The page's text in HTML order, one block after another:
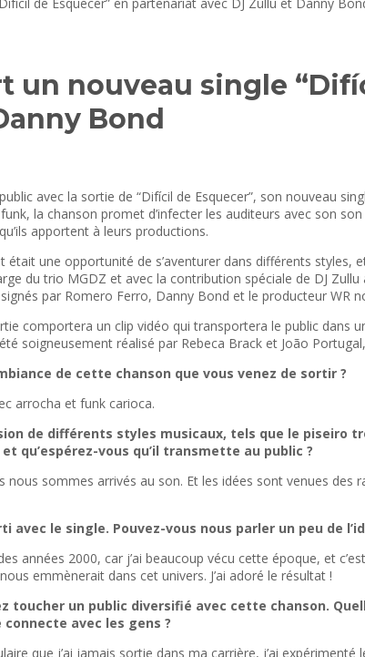
un nouveau single
Bond
avec la sortie de “Difícil de Esquecer”, son nouveau
la chanson promet d’infecter les auditeurs avec son
apportent à leurs productions.
une opportunité de s’aventurer dans différents styles,
du trio MGDZ et avec la contribution spéciale de DJ
par Romero Ferro, Danny Bond et le producteur WR
comportera un clip vidéo qui transportera le public dans
soigneusement réalisé par Rebeca Brack et João
de cette chanson que vous venez de sortir ?
arrocha et funk carioca.
de différents styles musicaux, tels que le piseiro
qu’espérez-vous qu’il transmette au public ?
sommes arrivés au son. Et les idées sont venues des
avec le single. Pouvez-vous nous parler un peu de
années 2000, car j’ai beaucoup vécu cette époque, et
emmènerait dans cet univers. J’ai adoré le résultat !
toucher un public diversifié avec cette chanson.
connecte avec les gens ?
que j’ai jamais sortie dans ma carrière, j’ai